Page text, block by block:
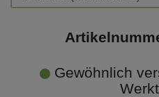
Gewöhnlich